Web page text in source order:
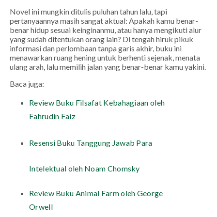
Novel ini mungkin ditulis puluhan tahun lalu, tapi
pertanyaannya masih sangat aktual: Apakah kamu benar-
benar hidup sesuai keinginanmu, atau hanya mengikuti alur
yang sudah ditentukan orang lain? Di tengah hiruk pikuk
informasi dan perlombaan tanpa garis akhir, buku ini
menawarkan ruang hening untuk berhenti sejenak, menata
ulang arah, lalu memilih jalan yang benar-benar kamu yakini.
Baca juga:
Review Buku Filsafat Kebahagiaan oleh
Fahrudin Faiz
Resensi Buku Tanggung Jawab Para
Intelektual oleh Noam Chomsky
Review Buku Animal Farm oleh George
Orwell